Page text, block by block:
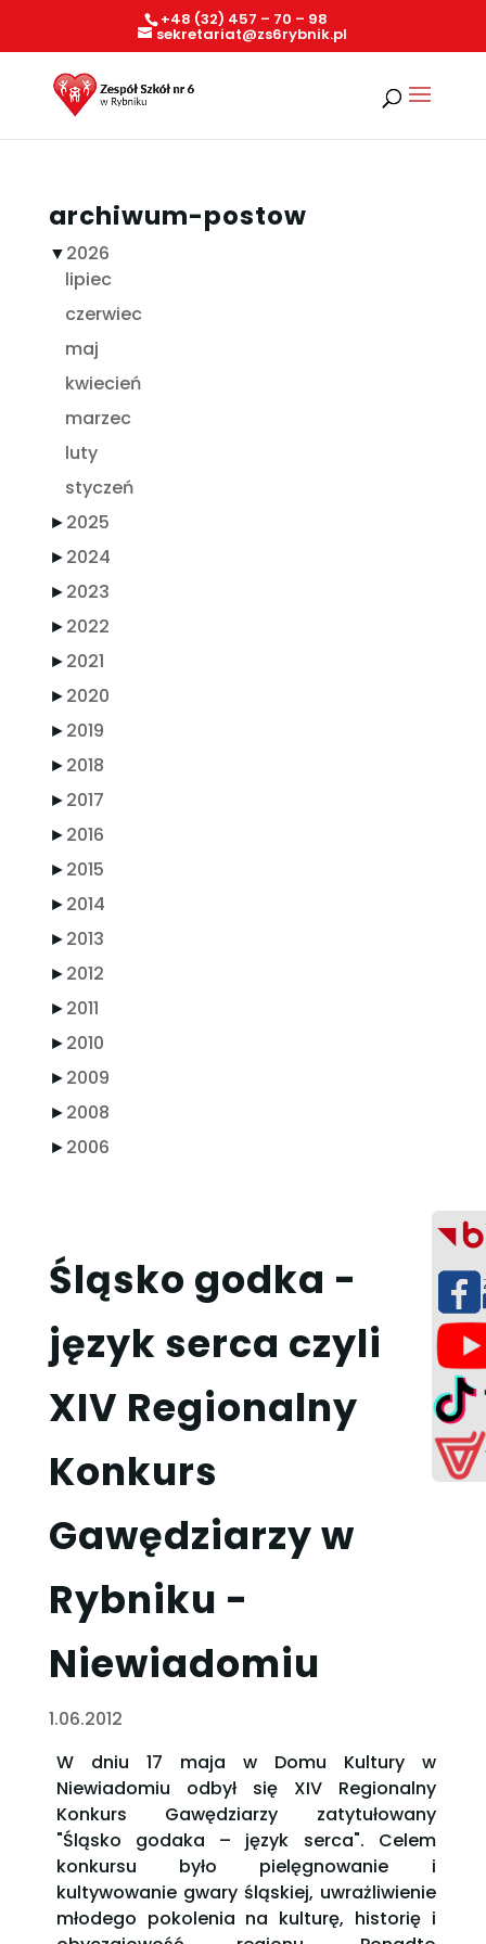
+48 (32) 457 – 70 – 98
sekretariat@zs6rybnik.pl
archiwum-postow
▼2026
lipiec
czerwiec
maj
kwiecień
marzec
luty
styczeń
►2025
►2024
►2023
►2022
►2021
►2020
►2019
►2018
►2017
►2016
►2015
►2014
►2013
►2012
►2011
►2010
►2009
►2008
►2006
Śląsko godka -
język serca czyli
XIV Regionalny
Konkurs
Gawędziarzy w
Rybniku -
Niewiadomiu
1.06.2012
W dniu 17 maja w Domu Kultury w
Niewiadomiu odbył się XIV Regionalny
Konkurs Gawędziarzy zatytułowany
"Śląsko godaka – język serca". Celem
konkursu było pielęgnowanie i
kultywowanie gwary śląskiej, uwrażliwienie
młodego pokolenia na kulturę, historię i